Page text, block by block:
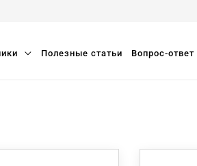
Полезные статьи Вопрос-ответ